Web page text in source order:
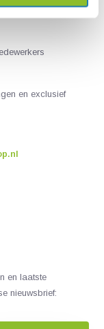
en exclusief
en laatste
nieuwsbrief: